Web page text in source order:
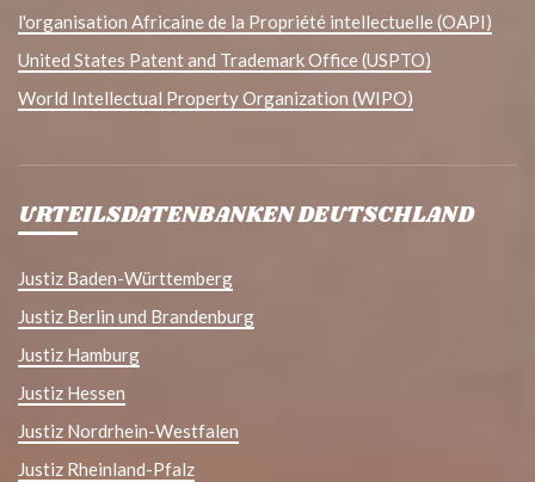
l'organisation Africaine de la Propriété intellectuelle (OAPI)
United States Patent and Trademark Office (USPTO)
World Intellectual Property Organization (WIPO)
URTEILSDATENBANKEN DEUTSCHLAND
Justiz Baden-Württemberg
Justiz Berlin und Brandenburg
Justiz Hamburg
Justiz Hessen
Justiz Nordrhein-Westfalen
Justiz Rheinland-Pfalz